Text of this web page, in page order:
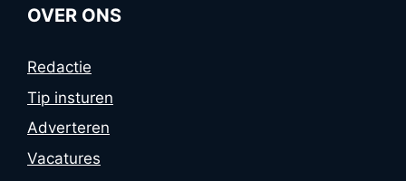
OVER ONS
Redactie
Tip insturen
Adverteren
Vacatures